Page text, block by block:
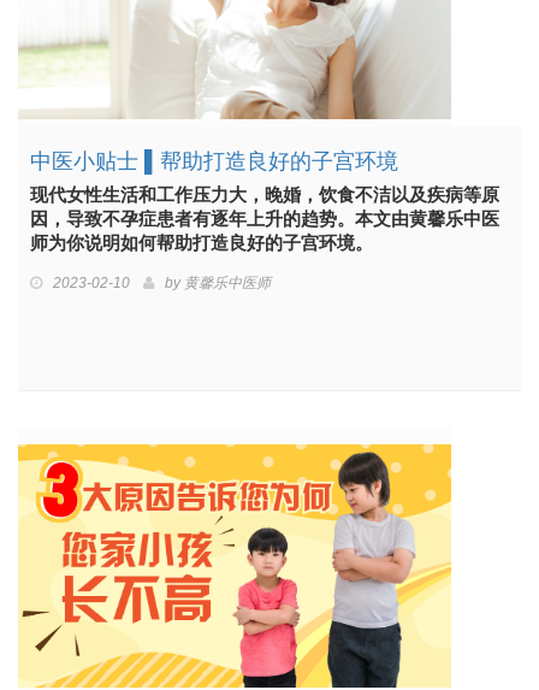
中医小贴士 ▌帮助打造良好的子宫环境
现代女性生活和工作压力大，晚婚，饮食不洁以及疾病等原
因，导致不孕症患者有逐年上升的趋势。本文由黄馨乐中医
师为你说明如何帮助打造良好的子宫环境。
2023-02-10 by 黄馨乐中医师